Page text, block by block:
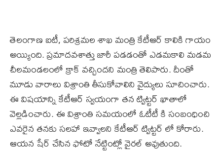
తెలంగాణ ఐటీ, పరిశ్రమల శాఖ మంత్రి కేటీఆర్ కాలికి గాయం
అయ్యింది. ప్రమాదవశాత్తు జారీ పడడంతో ఎడమకాలి మడమ
చీలమండలంలో క్రాక్ వచ్చిందని మంత్రి తెలిపారు. దీంతో
మూడు వారాలు విశ్రాంతి తీసుకోవాలిని వైద్యులు సూచించారు.
ఈ విషయాన్ని కేటీఆర్ స్వయంగా తన ట్విట్టర్ ఖాతాలో
వెల్లడించారు. ఈ విశ్రాంతి సమయంలో ఓటీటీ కి సంబంధించి
ఎవరైన తనకు సలహా ఇవ్వాలని కేటీఆర్ ట్విట్టర్ లో కోరారు.
ఆయన షేర్ చేసిన ఫోటో నేట్టింట్లో వైరల్ అవుతుంది.